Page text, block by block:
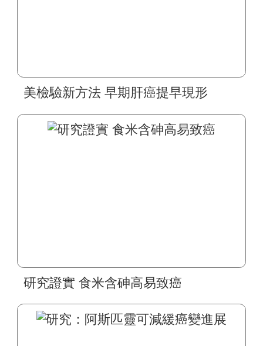
美檢驗新方法 早期肝癌提早現形
研究證實 食米含砷高易致癌